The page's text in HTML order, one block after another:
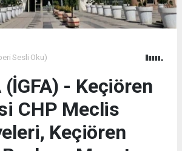
Sesli Oku)
(İGFA) - Keçiören
CHP Meclis
Keçiören